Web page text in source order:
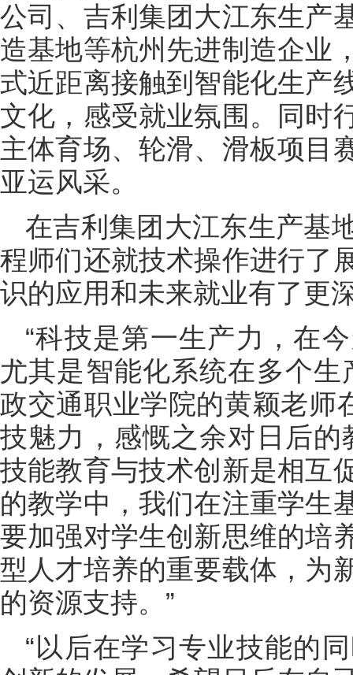
公司、吉利集团大江东生产
造基地等杭州先进制造企业
式近距离接触到智能化生产
文化，感受就业氛围。同时
主体育场、轮滑、滑板项目
亚运风采。
在吉利集团大江东生产基
程师们还就技术操作进行了
识的应用和未来就业有了更
“科技是第一生产力，在
尤其是智能化系统在多个
政交通职业学院的黄颖老师
技魅力，感慨之余对日后的
技能教育与技术创新是相互
的教学中，我们在注重学生
要加强对学生创新思维的培
型人才培养的重要载体，为
的资源支持。”
“以后在学习专业技能的